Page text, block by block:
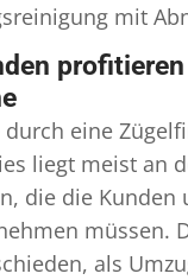
mit
durch eine
liegt meist an
die die Kunden
müssen.
als